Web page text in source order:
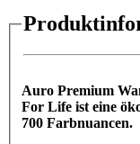
Auro Premium
For Life ist eine
700 Farbnuancen.